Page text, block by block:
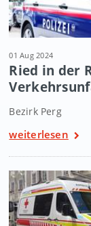
01 Aug 2024
Ried in der
Bezirk Perg
weiterlesen